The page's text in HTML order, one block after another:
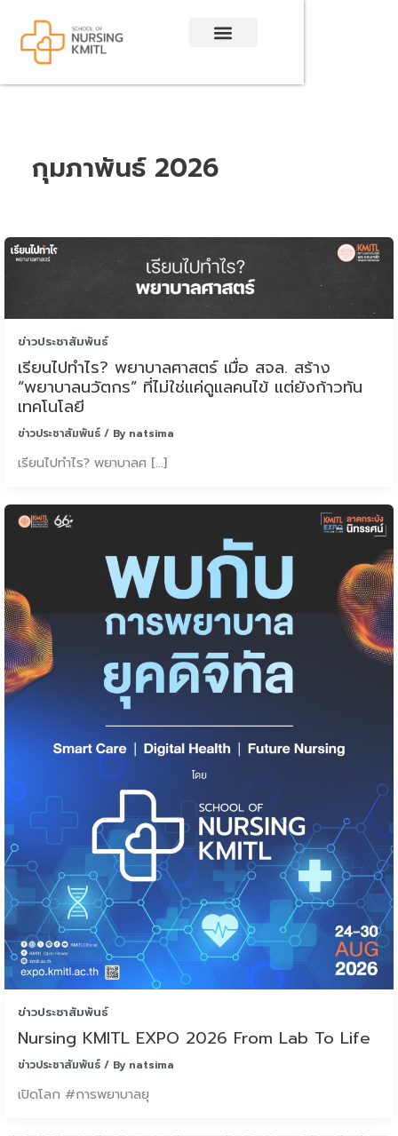
content
กุมภาพันธ์ 2026
ข่าวประชาสัมพันธ์
เรียนไปทำไร? พยาบาลศาสตร์ เมื่อ สจล. สร้าง
“พยาบาลนวัตกร” ที่ไม่ใช่แค่ดูแลคนไข้ แต่ยังก้าวทัน
เทคโนโลยี
ข่าวประชาสัมพันธ์ / By natsima
เรียนไปทำไร? พยาบาลศ […]
ข่าวประชาสัมพันธ์
Nursing KMITL EXPO 2026 From Lab To Life
ข่าวประชาสัมพันธ์ / By natsima
เปิดโลก #การพยาบาลยุ